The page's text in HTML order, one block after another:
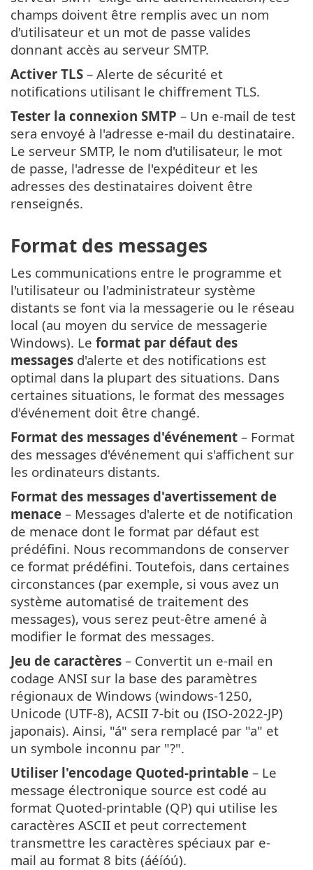
champs doivent être remplis avec un nom
d'utilisateur et un mot de passe valides
donnant accès au serveur SMTP.
Activer TLS – Alerte de sécurité et
notifications utilisant le chiffrement TLS.
Tester la connexion SMTP – Un e-mail de test
sera envoyé à l'adresse e-mail du destinataire.
Le serveur SMTP, le nom d'utilisateur, le mot
de passe, l'adresse de l'expéditeur et les
adresses des destinataires doivent être
renseignés.
Format des messages
Les communications entre le programme et
l'utilisateur ou l'administrateur système
distants se font via la messagerie ou le réseau
local (au moyen du service de messagerie
Windows). Le format par défaut des
messages d'alerte et des notifications est
optimal dans la plupart des situations. Dans
certaines situations, le format des messages
d'événement doit être changé.
Format des messages d'événement – Format
des messages d'événement qui s'affichent sur
les ordinateurs distants.
Format des messages d'avertissement de
menace – Messages d'alerte et de notification
de menace dont le format par défaut est
prédéfini. Nous recommandons de conserver
ce format prédéfini. Toutefois, dans certaines
circonstances (par exemple, si vous avez un
système automatisé de traitement des
messages), vous serez peut-être amené à
modifier le format des messages.
Jeu de caractères – Convertit un e-mail en
codage ANSI sur la base des paramètres
régionaux de Windows (windows-1250,
Unicode (UTF-8), ACSII 7-bit ou (ISO-2022-JP)
japonais). Ainsi, "á" sera remplacé par "a" et
un symbole inconnu par "?".
Utiliser l'encodage Quoted-printable – Le
message électronique source est codé au
format Quoted-printable (QP) qui utilise les
caractères ASCII et peut correctement
transmettre les caractères spéciaux par e-
mail au format 8 bits (áéíóú).